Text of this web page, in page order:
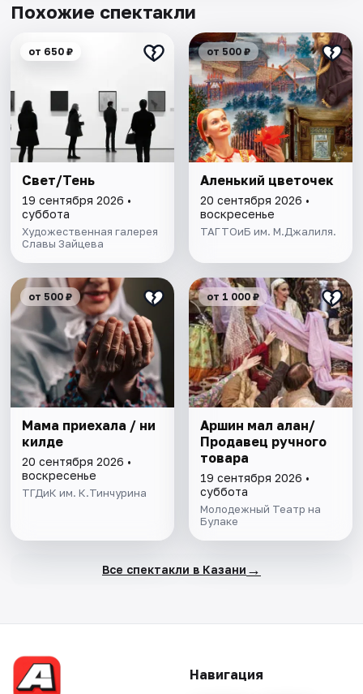
Похожие спектакли
от 650 ₽
Свет/Тень
19 сентября 2026 •
суббота
Художественная галерея
Славы Зайцева
от 500 ₽
Аленький цветочек
20 сентября 2026 •
воскресенье
ТАГТОиБ им. М.Джалиля.
от 500 ₽
Мама приехала / Әни
килде
20 сентября 2026 •
воскресенье
ТГДиК им. К.Тинчурина
от 1 000 ₽
Аршин мал алан/
Продавец ручного
товара
19 сентября 2026 •
суббота
Молодежный Театр на
Булаке
Все спектакли в Казани →
Навигация